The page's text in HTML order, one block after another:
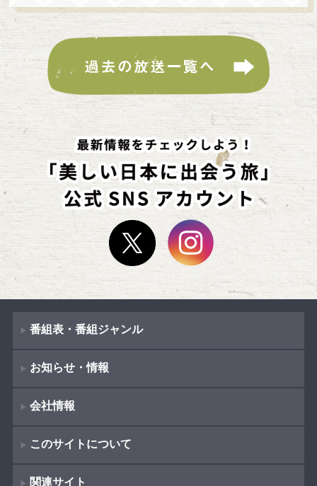
番組表・番組ジャンル
番組表
番組ジャンル
ドラマ
映画
お知らせ・情報
新着情報
お知らせ
イベント
会社情報
会社概要
（Company Information）
このサイトについて
著作権とリンク
関連サイト